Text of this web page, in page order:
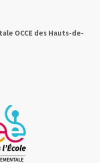
OCCE des Hauts-de-